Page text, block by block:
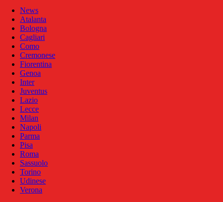
News
Atalanta
Bologna
Cagliari
Como
Cremonese
Fiorentina
Genoa
Inter
Juventus
Lazio
Lecce
Milan
Napoli
Parma
Pisa
Roma
Sassuolo
Torino
Udinese
Verona